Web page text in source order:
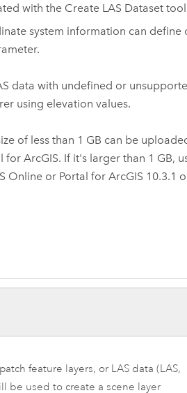
with the Create LAS Dataset
system information can define
data with undefined or
using elevation values.
of less than 1 GB can be
for ArcGIS. If it's larger than 1 GB,
Onlineor Portal for ArcGIS 10.3.1
feature layers, or LAS data (LAS,
be used to create a scene layer